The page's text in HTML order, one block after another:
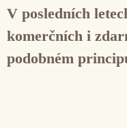
V posledních
komerčních i
podobném